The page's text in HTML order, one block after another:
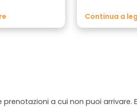
e su Kutaisi:
Continua a
a cui non puoi arrivare.